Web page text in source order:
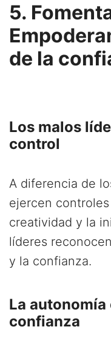
5.
de la
Los malos
control
A diferencia de
ejercen
creatividad y la
líderes
y la confianza.
La autonomía
confianza